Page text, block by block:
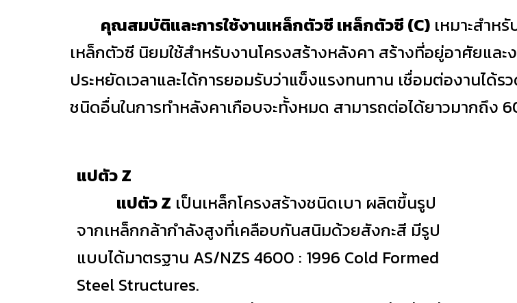
คุณสมบัติและการใช้งานเหล็กตัวซี เหล็กตัวซี (C) เหมาะสำห
เหล็กตัวซี นิยมใช้สำหรับงานโครงสร้างหลังคา สร้างที่อยู่อาศัยและ
ประหยัดเวลาและได้การยอมรับว่าแข็งแรงทนทาน เชื่อมต่องานได้
ชนิดอื่นในการทำหลังคาเกือบจะทั้งหมด สามารถต่อได้ยาวมากถึง
แปตัว Z
แปตัว Z เป็นเหล็กโครงสร้างชนิดเบา ผลิตขึ้นรูป
จากเหล็กกล้ากำลังสูงที่เคลือบกันสนิมด้วยสังกะสี มีรูป
แบบได้มาตรฐาน AS/NZS 4600 : 1996 Cold Formed
Steel Structures.